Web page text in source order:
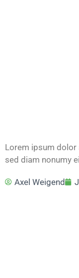
Lorem ipsum
sed diam nonumy
Axel Weigend